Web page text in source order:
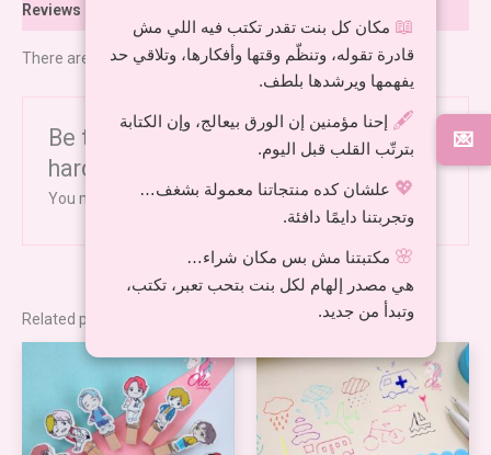
Reviews (0)
There are no reviews yet.
Be the first to review “Notebook
hardcover”
You must be logged in to post a review.
Related products
💌
📖 مكان كل بنت تقدر تكتب فيه اللي مش
قادرة تقوله، وتنظّم وقتها وأفكارها، وتلاقي حد
يفهمها ويرشدها بلطف.
🖋️ إحنا مؤمنين إن الورق بيعالج، وإن الكتابة
بترتّب القلب قبل اليوم.
💖 علشان كده منتجاتنا معمولة بشغف…
وتجربتنا دايمًا دافئة.
🌸 مكتبتنا مش بس مكان شراء…
هي مصدر إلهام لكل بنت بتحب تعبر، تكتب،
وتبدأ من جديد.